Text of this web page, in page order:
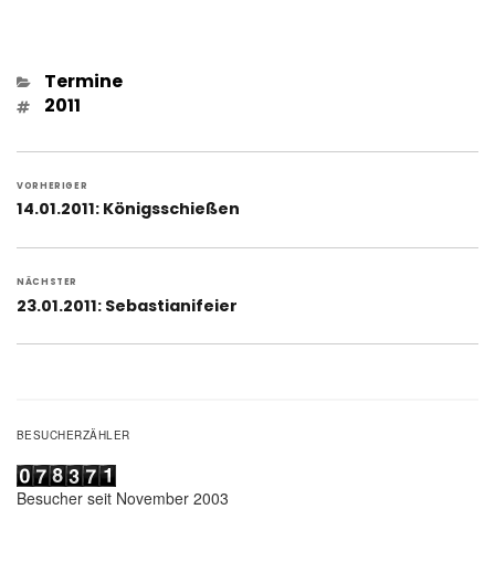
Kategorien
Termine
Schlagwörter
2011
Beitragsnavigation
VORHERIGER
Vorheriger
14.01.2011: Königsschießen
NÄCHSTER
Nächster
23.01.2011: Sebastianifeier
BESUCHERZÄHLER
Besucher seit November 2003